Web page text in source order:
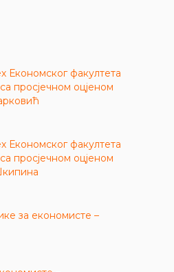
Економског факултета
просјечном оцјеном
Економског факултета
просјечном оцјеном
за економисте –